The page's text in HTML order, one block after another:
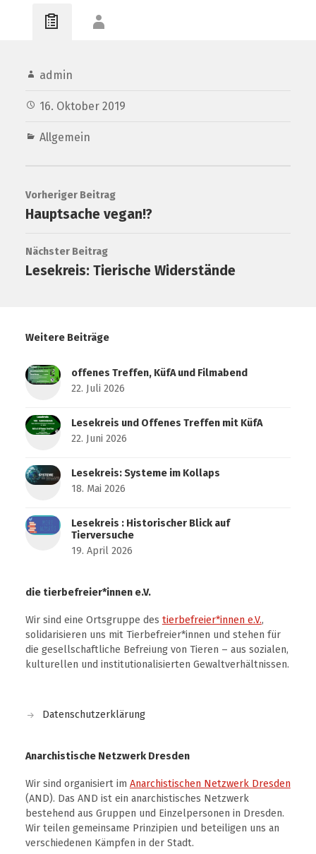
admin
16. Oktober 2019
Allgemein
Vorheriger Beitrag
Hauptsache vegan!?
Nächster Beitrag
Lesekreis: Tierische Widerstände
Weitere Beiträge
offenes Treffen, KüfA und Filmabend
22. Juli 2026
Lesekreis und Offenes Treffen mit KüfA
22. Juni 2026
Lesekreis: Systeme im Kollaps
18. Mai 2026
Lesekreis : Historischer Blick auf
Tierversuche
19. April 2026
die tierbefreier*innen e.V.
Wir sind eine Ortsgruppe des tierbefreier*innen e.V.,
solidarisieren uns mit Tierbefreier*innen und stehen für
die gesellschaftliche Befreiung von Tieren – aus sozialen,
kulturellen und institutionalisierten Gewaltverhältnissen.
Datenschutzerklärung
Anarchistische Netzwerk Dresden
Wir sind organisiert im Anarchistischen Netzwerk Dresden
(AND). Das AND ist ein anarchistisches Netzwerk
bestehend aus Gruppen und Einzelpersonen in Dresden.
Wir teilen gemeinsame Prinzipien und beteiligen uns an
verschiedenen Kämpfen in der Stadt.